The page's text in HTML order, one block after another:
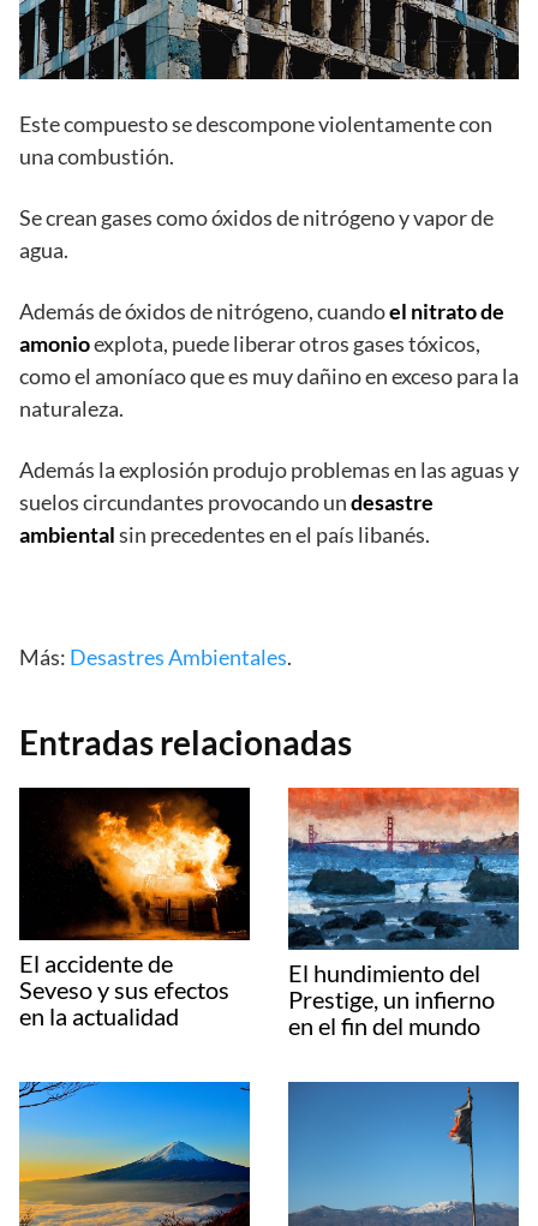
Este compuesto se descompone violentamente con
una combustión.
Se crean gases como óxidos de nitrógeno y vapor de
agua.
Además de óxidos de nitrógeno, cuandoel nitrato de
amonioexplota, puede liberar otros gases tóxicos,
como el amoníaco que es muy dañino en exceso para la
naturaleza.
Además la explosión produjo problemas en las aguas y
suelos circundantes provocando undesastre
ambientalsin precedentes en el país libanés.
Más: Desastres Ambientales.
Entradas relacionadas
El accidente de
Seveso y sus efectos
en la actualidad
El hundimiento del
Prestige, un infierno
en el fin del mundo